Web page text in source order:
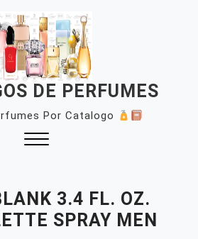
DE PERFUMES
Por Catalogo
3.4 FL. OZ.
SPRAY MEN